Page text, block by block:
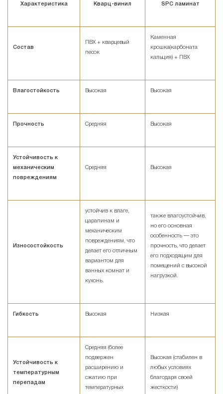
Характеристика Кварц-винил SPC ламинат
Состав
ПВХ + кварцевый
песок
Каменная
крошка(карбоната
кальция) + ПВХ
Влагостойкость Высокая Высокая
Прочность Средняя Высокая
Устойчивость к
механическим
повреждениям
Средняя Высокая
Износостойкость
устойчив к влаге,
царапинам и
механическим
повреждениям, что
делает его отличным
вариантом для
ванных комнат и
кухонь.
также влагоустойчив,
но его основная
особенность — это
прочность, что делает
его подходящим для
помещений с высокой
нагрузкой.
Гибкость Высокая Низкая
Устойчивость к
температурным
перепадам
Средняя (более
подвержен
расширению и
сжатию при
температурных
Высокая (стабилен в
любых условиях
благодаря своей
жесткости)